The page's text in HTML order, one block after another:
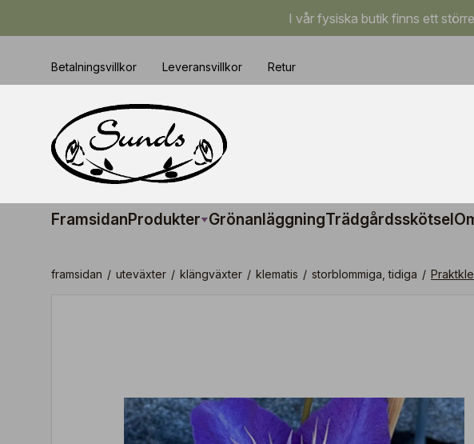
I vår fysiska butik finns ett
Betalningsvillkor Leveransvillkor Retur
FramsidanProdukter GrönanläggningTrädgårdsskötsel
framsidan / uteväxter / klängväxter / klematis / storblommiga, tidiga /